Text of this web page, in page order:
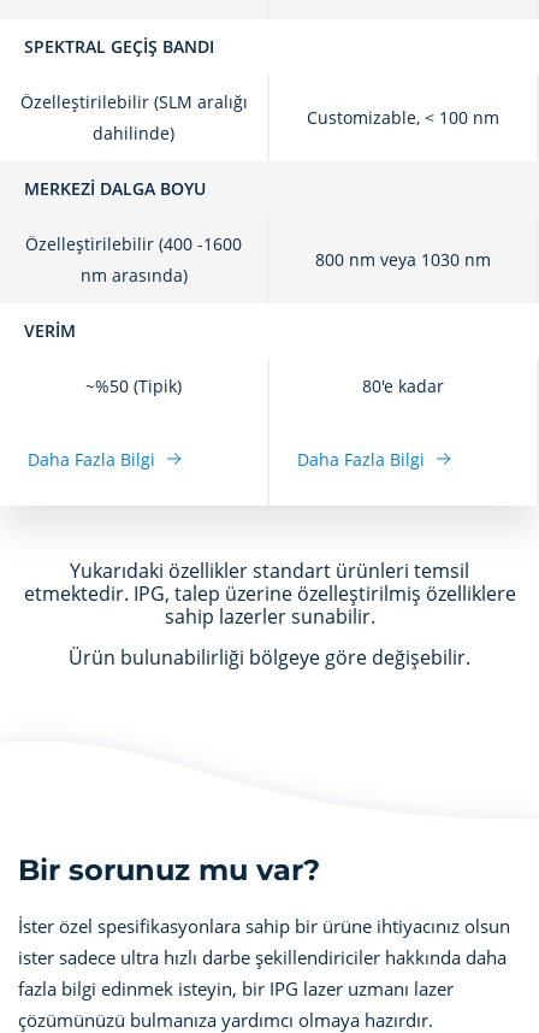
SPEKTRAL GEÇIŞ BANDI
Özelleştirilebilir (SLM aralığı
dahilinde)
Customizable, < 100 nm
MERKEZI DALGA BOYU
Özelleştirilebilir (400 -1600
nm arasında)
800 nm veya 1030 nm
VERIM
~%50 (Tipik) 80'e kadar
Daha Fazla Bilgi Daha Fazla Bilgi
Yukarıdaki özellikler standart ürünleri temsil
etmektedir. IPG, talep üzerine özelleştirilmiş özelliklere
sahip lazerler sunabilir.
Ürün bulunabilirliği bölgeye göre değişebilir.
Bir sorunuz mu var?
İster özel spesifikasyonlara sahip bir ürüne ihtiyacınız olsun
ister sadece ultra hızlı darbe şekillendiriciler hakkında daha
fazla bilgi edinmek isteyin, bir IPG lazer uzmanı lazer
çözümünüzü bulmanıza yardımcı olmaya hazırdır.